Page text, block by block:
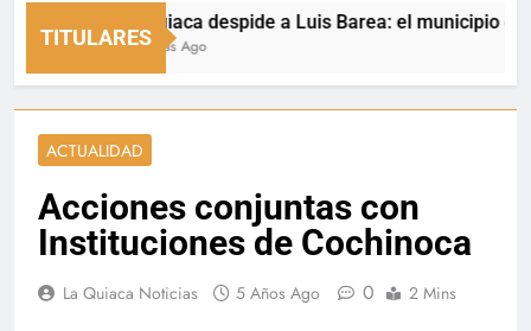
TITULARES
La Quiaca despide a Luis Barea: el municipio
10 Horas Ago
ACTUALIDAD
Acciones conjuntas con
Instituciones de Cochinoca
La Quiaca Noticias 5 Años Ago 0 2 Mins